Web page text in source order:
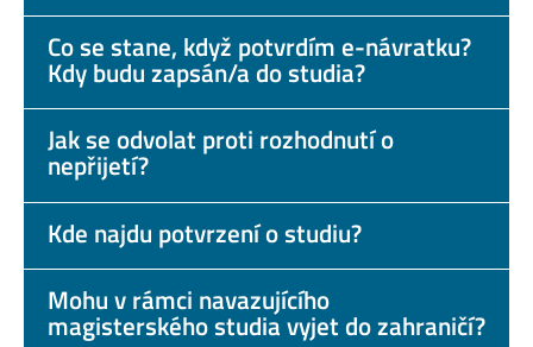
Co se stane, když potvrdím e-návratku?
Kdy budu zapsán/a do studia?
Jak se odvolat proti rozhodnutí o
nepřijetí?
Kde najdu potvrzení o studiu?
Mohu v rámci navazujícího
magisterského studia vyjet do zahraničí?